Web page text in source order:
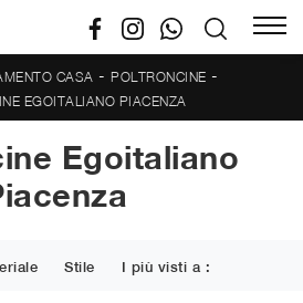
CASA -POLTRONCINE -
EGOITALIANO PIACENZA
Egoitaliano
Stile I più visti a :